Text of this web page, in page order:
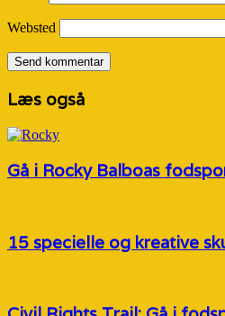
Websted
Læs også
Gå i Rocky Balboas
15 specielle og kreative